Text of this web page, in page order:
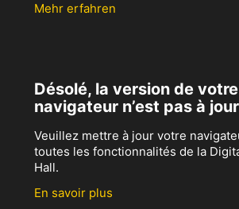
Mehr erfahren
Désolé, la version de votre
navigateur n’est pas à jour
Veuillez mettre à jour votre
toutes les fonctionnalités de la
Hall.
En savoir plus